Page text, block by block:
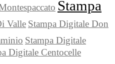
Stampa
Valle Stampa Digitale Don
Stampa Digitale
Digitale Centocelle